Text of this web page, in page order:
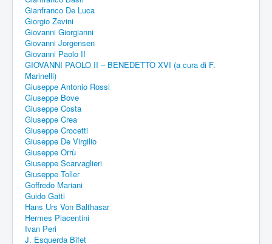
Gianfranco De Luca
Giorgio Zevini
Giovanni Giorgianni
Giovanni Jorgensen
Giovanni Paolo II
GIOVANNI PAOLO II – BENEDETTO XVI (a cura di F.
Marinelli)
Giuseppe Antonio Rossi
Giuseppe Bove
Giuseppe Costa
Giuseppe Crea
Giuseppe Crocetti
Giuseppe De Virgilio
Giuseppe Orrù
Giuseppe Scarvaglieri
Giuseppe Toller
Goffredo Mariani
Guido Gatti
Hans Urs Von Balthasar
Hermes Piacentini
Ivan Peri
J. Esquerda Bifet